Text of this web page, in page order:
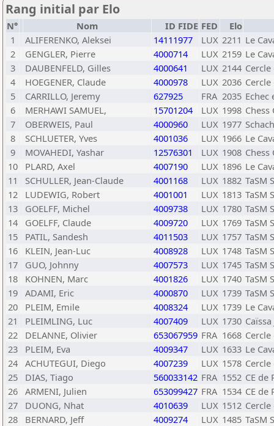
Rang initial par Elo
N° Nom ID FIDE FED
Elo
1
ALIFERENKO, Aleksei 14111977 LUX 2211 Le
2
GENGLER, Pierre 4000714 LUX 2159 Le
3
DAUBENFELD, Gilles 4000641 LUX 2144
4
HOEGENER, Claude 4000978 LUX 2036
5
CARRILLO, Jeremy 627925 FRA 2035 Echec
6
MERHAWI SAMUEL, 15701204 LUX 1998 Chess
7
OBERWEIS, Paul 4000960 LUX 1977
8
SCHLUETER, Yves 4001036 LUX 1966 Le
9
MOVAHEDI, Yashar 12576301 LUX 1908 Chess
10
PLARD, Axel 4007190 LUX 1896 Le
11
SCHULLER, Jean-Claude 4001168 LUX 1882 TaSM
12
LUDEWIG, Robert 4001001 LUX 1813 TaSM
13
GOELFF, Michel 4009738 LUX 1780 TaSM
14
GOELFF, Claude 4009720 LUX 1769 TaSM
15
PATIL, Sandesh 4011503 LUX 1757 TaSM
16
KLEIN, Jean-Luc 4008928 LUX 1748 TaSM
17
GUO, Johnny 4007573 LUX 1745 TaSM
18
KOHNEN, Marc 4001826 LUX 1740 TaSM
19 ADAMI, Eric 4000870 LUX 1739 TaSM
20
PLEIM, Emile 4008324 LUX 1739 Le
21
PLEIMLING, Luc 4007409 LUX 1730
22
DELANNE, Olivier 653067959 FRA 1668
23
PLEIM, Eva 4009347 LUX 1633 Le
24 ACHUTEGUI, Diego 4007239 LUX 1578
25
DIAS, Tiago 560033142 FRA 1552 CE de
26 ARMENI, Julien 653099427 FRA 1534 CE de
27
DUONG, Nhat 4010639 LUX 1512 Cercle
28
BERNARD, Jeff 4009274 LUX 1485 TaSM